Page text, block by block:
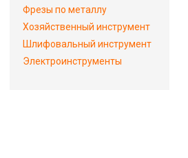
Фрезы по металлу
Хозяйственный инструмент
Шлифовальный инструмент
Электроинструменты